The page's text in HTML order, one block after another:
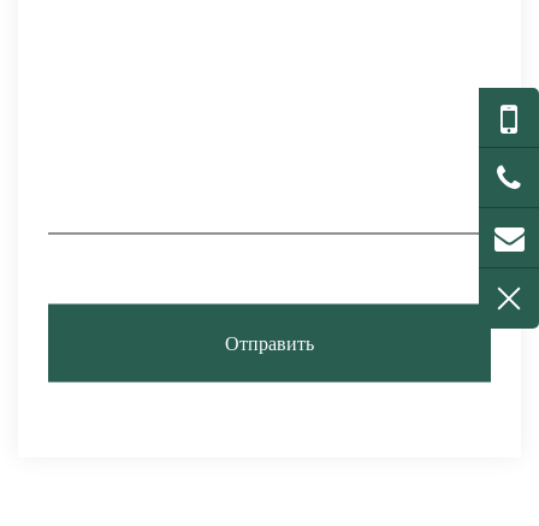
Отправить